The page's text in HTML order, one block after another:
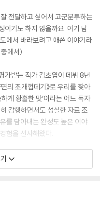
전달하고 싶어서 고군분투하는
이기도 하지 않을까요. 여기 담
에서 바라보려고 애쓴 이야기라
에서)
가받는 작가 김초엽이 데뷔 8년
의 조개껍데기》로 우리를 찾아
게 황홀한 맛’이라는 어느 독자
감행하면서도 성실한 자료 조
를 담아내는 완성도 높은 이야
험을 선사해왔다.
으로 질문을 던지는 총 7편의 중
다면 인간과 세계의 상호작용
하는 두 인격체가 한 사람을 사
그대로 이해하고 수용하게 되